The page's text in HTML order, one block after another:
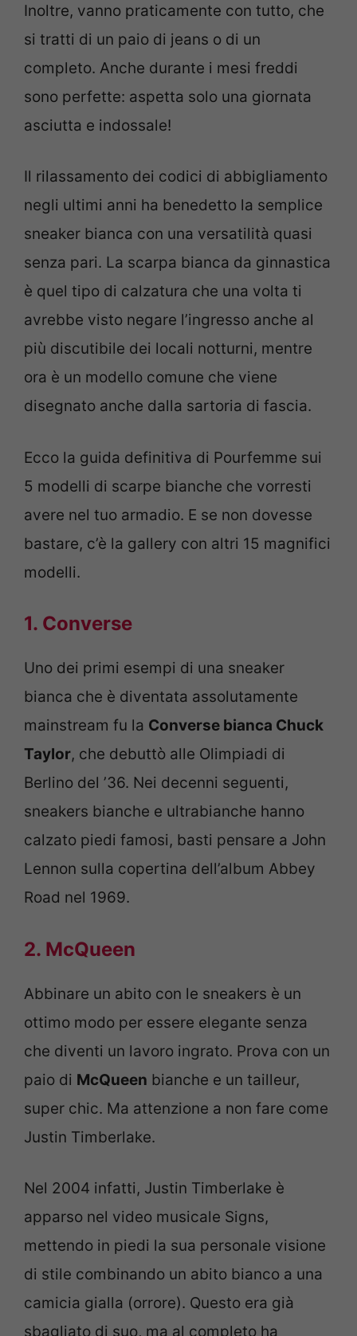
Inoltre, vanno praticamente con tutto, che
si tratti di un paio di jeans o di un
completo. Anche durante i mesi freddi
sono perfette: aspetta solo una giornata
asciutta e indossale!
Il rilassamento dei codici di abbigliamento
negli ultimi anni ha benedetto la semplice
sneaker bianca con una versatilità quasi
senza pari. La scarpa bianca da ginnastica
è quel tipo di calzatura che una volta ti
avrebbe visto negare l’ingresso anche al
più discutibile dei locali notturni, mentre
ora è un modello comune che viene
disegnato anche dalla sartoria di fascia.
Ecco la guida definitiva di Pourfemme sui
5 modelli di scarpe bianche che vorresti
avere nel tuo armadio. E se non dovesse
bastare, c’è la gallery con altri 15 magnifici
modelli.
1. Converse
Uno dei primi esempi di una sneaker
bianca che è diventata assolutamente
mainstream fu la Converse bianca Chuck
Taylor, che debuttò alle Olimpiadi di
Berlino del ’36. Nei decenni seguenti,
sneakers bianche e ultrabianche hanno
calzato piedi famosi, basti pensare a John
Lennon sulla copertina dell’album Abbey
Road nel 1969.
2. McQueen
Abbinare un abito con le sneakers è un
ottimo modo per essere elegante senza
che diventi un lavoro ingrato. Prova con un
paio di McQueen bianche e un tailleur,
super chic. Ma attenzione a non fare come
Justin Timberlake.
Nel 2004 infatti, Justin Timberlake è
apparso nel video musicale Signs,
mettendo in piedi la sua personale visione
di stile combinando un abito bianco a una
camicia gialla (orrore). Questo era già
sbagliato di suo, ma al completo ha